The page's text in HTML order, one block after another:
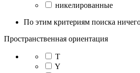
никелированные
По этим критериям поиска
Пространственная ориентация
T
Y